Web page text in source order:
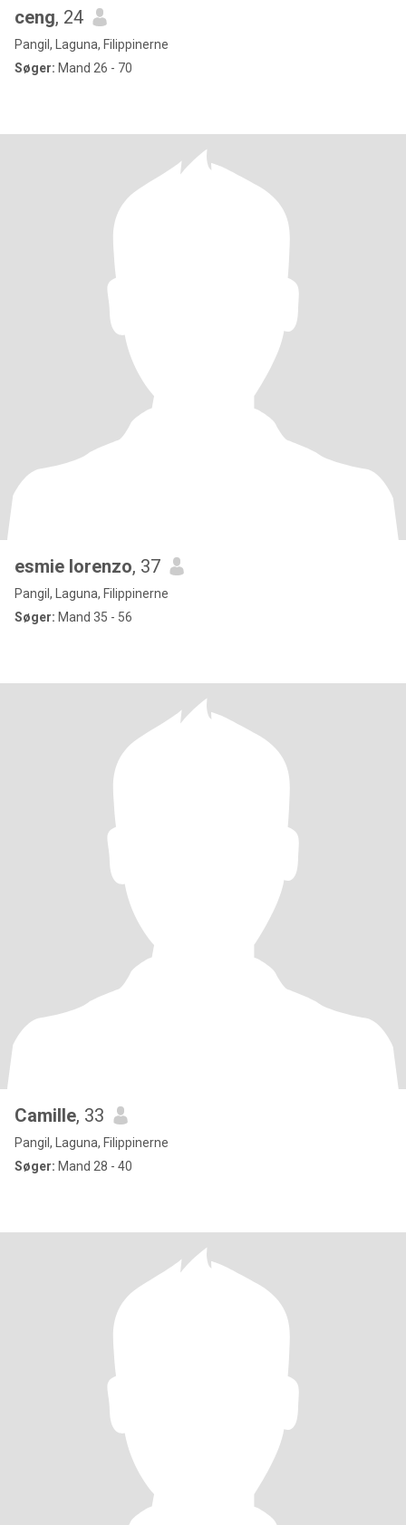
ceng, 24
Pangil, Laguna, Filippinerne
Søger: Mand 26 - 70
esmie lorenzo, 37
Pangil, Laguna, Filippinerne
Søger: Mand 35 - 56
Camille, 33
Pangil, Laguna, Filippinerne
Søger: Mand 28 - 40